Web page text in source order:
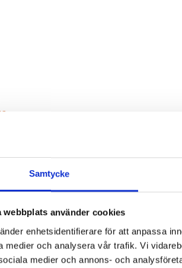
Samtycke
webbplats använder cookies
enhetsidentifierare för att anpassa
medier och analysera vår trafik. Vi
medier och annons- och